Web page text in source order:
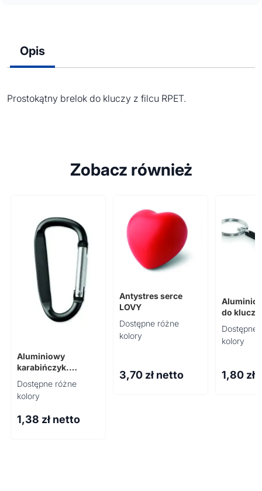
Opis
Prostokątny brelok do kluczy z filcu RPET.
Zobacz również
Aluminiowy
karabińczyk.
GANCHO
Dostępne różne
kolory
1,38 zł netto
Antystres serce
LOVY
Dostępne różne
kolory
3,70 zł netto
do kluczy
Dostępne
kolory
1,80 zł